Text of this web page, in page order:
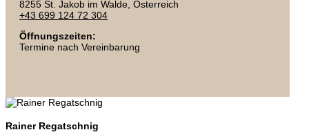
8255 St. Jakob im Walde, Österreich
+43 699 124 72 304
Öffnungszeiten:
Termine nach Vereinbarung
Rainer Regatschnig